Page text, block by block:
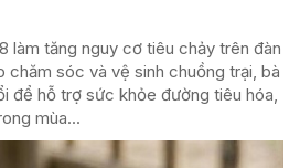
làm tăng nguy cơ tiêu chảy trên đàn
chăm sóc và vệ sinh chuồng trại, bà
để hỗ trợ sức khỏe đường tiêu hóa,
mùa...